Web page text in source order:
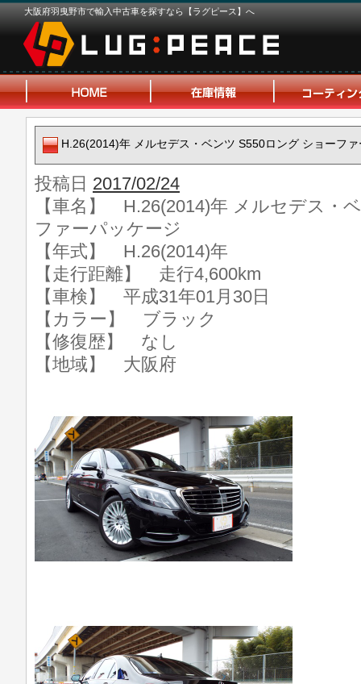
大阪府羽曳野市で輸入中古車を探すなら【ラグピース】へ
H.26(2014)年 メルセデス・ベンツ S550ロング ショーフ
投稿日 2017/02/24
【車名】 H.26(2014)年 メルセデス・
ファーパッケージ
【年式】 H.26(2014)年
【走行距離】 走行4,600km
【車検】 平成31年01月30日
【カラー】 ブラック
【修復歴】 なし
【地域】 大阪府